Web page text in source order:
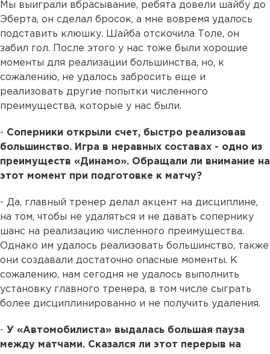
Мы выиграли вбрасывание, ребята довели шайбу до
Эберта, он сделал бросок, а мне вовремя удалось
подставить клюшку. Шайба отскочила Толе, он
забил гол. После этого у нас тоже были хорошие
моменты для реализации большинства, но, к
сожалению, не удалось забросить еще и
реализовать другие попытки численного
преимущества, которые у нас были.
- Соперники открыли счет, быстро реализовав
большинство. Игра в неравных составах - одно из
преимуществ «Динамо». Обращали ли внимание на
этот момент при подготовке к матчу?
- Да, главный тренер делал акцент на дисциплине,
на том, чтобы не удаляться и не давать сопернику
шанс на реализацию численного преимущества.
Однако им удалось реализовать большинство, также
они создавали достаточно опасные моменты. К
сожалению, нам сегодня не удалось выполнить
установку главного тренера, в том числе сыграть
более дисциплинированно и не получить удаления.
- У «Автомобилиста» выдалась большая пауза
между матчами. Сказался ли этот перерыв на